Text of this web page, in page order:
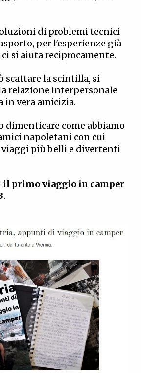
di problemi tecnici
per l'esperienze già
si aiuta reciprocamente.
scattare la scintilla, si
relazione interpersonale
in vera amicizia.
dimenticare come abbiamo
napoletani con cui
viaggi più belli e divertenti
il primo viaggio in camper
.